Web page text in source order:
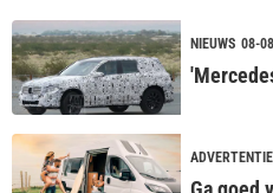
NIEUWS 08-
ADVERTENTIE